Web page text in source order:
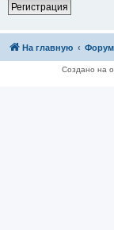
Регистрация
На главную
Создано на